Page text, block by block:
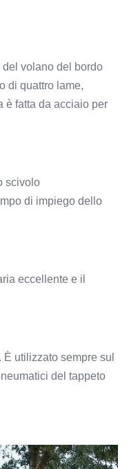
volano del bordo
di quattro lame,
è fatta da acciaio per
scivolo
di impiego dello
eccellente e il
È utilizzato sempre sul
del tappeto